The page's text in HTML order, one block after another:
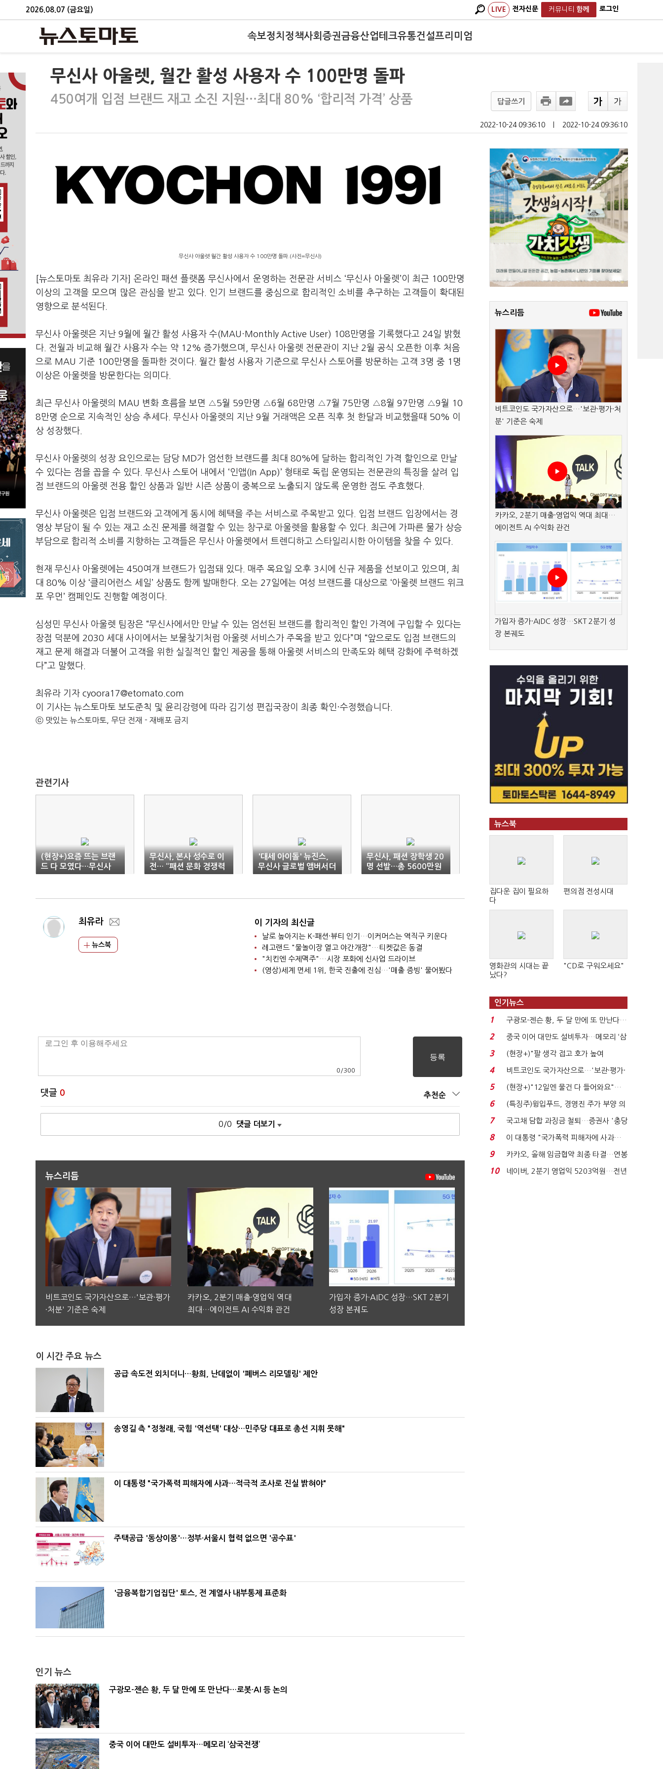
2026.08.07 (금요일) LIVE 전자신문 커뮤니티 함께 로그인
속보정치 정책사회 증권금융산업테크유통건설프리미엄
무신사 아울렛, 월간 활성 사용자 수 100만명 돌파
450여개 입점 브랜드 재고 소진 지원…최대 80% ‘합리적 가격’ 상품 답글쓰기
2022-10-24 09:36:10 2022-10-24 09:36:10
무신사 아울렛 월간 활성 사용자 수 100만명 돌파.(사진=무신사)
[뉴스토마토 최유라 기자] 온라인 패션 플랫폼 무신사에서 운영하는 전문관 서비스 ‘무신사 아울렛’이 최근 100만명
이상의 고객을 모으며 많은 관심을 받고 있다. 인기 브랜드를 중심으로 합리적인 소비를 추구하는 고객들이 확대된
영향으로 분석된다.
무신사 아울렛은 지난 9월에 월간 활성 사용자 수(MAU·Monthly Active User) 108만명을 기록했다고 24일 밝혔
다. 전월과 비교해 월간 사용자 수는 약 12% 증가했으며, 무신사 아울렛 전문관이 지난 2월 공식 오픈한 이후 처음
으로 MAU 기준 100만명을 돌파한 것이다. 월간 활성 사용자 기준으로 무신사 스토어를 방문하는 고객 3명 중 1명
이상은 아울렛을 방문한다는 의미다.
최근 무신사 아울렛의 MAU 변화 흐름을 보면 △5월 59만명 △6월 68만명 △7월 75만명 △8월 97만명 △9월 10
8만명 순으로 지속적인 상승 추세다. 무신사 아울렛의 지난 9월 거래액은 오픈 직후 첫 한달과 비교했을때 50% 이
상 성장했다.
무신사 아울렛의 성장 요인으로는 담당 MD가 엄선한 브랜드를 최대 80%에 달하는 합리적인 가격 할인으로 만날
수 있다는 점을 꼽을 수 있다. 무신사 스토어 내에서 ‘인앱(In App)’ 형태로 독립 운영되는 전문관의 특징을 살려 입
점 브랜드의 아울렛 전용 할인 상품과 일반 시즌 상품이 중복으로 노출되지 않도록 운영한 점도 주효했다.
무신사 아울렛은 입점 브랜드와 고객에게 동시에 혜택을 주는 서비스로 주목받고 있다. 입점 브랜드 입장에서는 경
영상 부담이 될 수 있는 재고 소진 문제를 해결할 수 있는 창구로 아울렛을 활용할 수 있다. 최근에 가파른 물가 상승
부담으로 합리적 소비를 지향하는 고객들은 무신사 아울렛에서 트렌디하고 스타일리시한 아이템을 찾을 수 있다.
현재 무신사 아울렛에는 450여개 브랜드가 입점돼 있다. 매주 목요일 오후 3시에 신규 제품을 선보이고 있으며, 최
대 80% 이상 ‘클리어런스 세일’ 상품도 함께 발매한다. 오는 27일에는 여성 브랜드를 대상으로 ‘아울렛 브랜드 위크
포 우먼’ 캠페인도 진행할 예정이다.
심성민 무신사 아울렛 팀장은 “무신사에서만 만날 수 있는 엄선된 브랜드를 합리적인 할인 가격에 구입할 수 있다는
장점 덕분에 2030 세대 사이에서는 보물찾기처럼 아울렛 서비스가 주목을 받고 있다”며 “앞으로도 입점 브랜드의
재고 문제 해결과 더불어 고객을 위한 실질적인 할인 제공을 통해 아울렛 서비스의 만족도와 혜택 강화에 주력하겠
다”고 말했다.
최유라 기자 cyoora17@etomato.com
이 기사는 뉴스토마토 보도준칙 및 윤리강령에 따라 김기성 편집국장이 최종 확인·수정했습니다.
ⓒ 맛있는 뉴스토마토, 무단 전재 - 재배포 금지
관련기사
(현장+)요즘 뜨는 브랜
드 다 모였다…무신사
'넥스트패션'
무신사, 본사 성수로 이
전… “패션 문화 경쟁력
강화”
'대세 아이돌' 뉴진스,
무신사 글로벌 앰버서더
발탁
무신사, 패션 장학생 20
명 선발…총 5600만원
지원
최유라
뉴스북
이 기자의 최신글
날로 높아지는 K-패션·뷰티 인기…이커머스는 역직구 키운다
레고랜드 "물놀이장 열고 야간개장"…티켓값은 동결
"치킨엔 수제맥주"…시장 포화에 신사업 드라이브
(영상)세계 면세 1위, 한국 진출에 진심…'매출 증빙' 물어봤다
0 /300
댓글 0 추천순
0/0 댓글 더보기
뉴스리듬
비트코인도 국가자산으로…'보관·평가
·처분' 기준은 숙제
카카오, 2분기 매출·영업익 역대
최대…에이전트 AI 수익화 관건
가입자 증가·AIDC 성장…SKT 2분기
성장 본궤도
이 시간 주요 뉴스
공급 속도전 외치더니…황희, 난데없이 '폐버스 리모델링' 제안
송영길 측 "정청래, 국힘 '역선택' 대상…민주당 대표로 총선 지휘 못해"
이 대통령 "국가폭력 피해자에 사과…적극적 조사로 진실 밝혀야"
주택공급 '동상이몽'…정부·서울시 협력 없으면 '공수표'
'금융복합기업집단' 토스, 전 계열사 내부통제 표준화
인기 뉴스
구광모-젠슨 황, 두 달 만에 또 만난다…로봇·AI 등 논의
중국 이어 대만도 설비투자…메모리 ‘삼국전쟁’
뉴스리듬
비트코인도 국가자산으로…'보관·평가·처
분' 기준은 숙제
카카오, 2분기 매출·영업익 역대 최대…
에이전트 AI 수익화 관건
가입자 증가·AIDC 성장…SKT 2분기 성
장 본궤도
뉴스북
집다운 집이 필요하
다
편의점 전성시대
영화관의 시대는 끝
났다?
"CD로 구워오세요"
인기뉴스
1
구광모-젠슨 황, 두 달 만에 또 만난다…
로봇·AI 등 논...
2
중국 이어 대만도 설비투자…메모리 ‘삼
국전쟁’
3
(현장+)"팔 생각 접고 호가 높여
요"…'덜 똘똘한 한 채' 20...
4
비트코인도 국가자산으로…'보관·평가·
처분' 기준은 ...
5
(현장+)"12일엔 물건 다 들어와요"…
빈 매대 채우며 문 연 ...
6
(특징주)윙입푸드, 경영진 주가 부양 의
지에 상한가...
7
국고채 담합 과징금 철퇴…증권사 '충당
금 폭탄' 우려...
8
이 대통령 "국가폭력 피해자에 사과…
적극적 조사로 진...
9
카카오, 올해 임금협약 최종 타결…연봉
6.3% 인상·격려...
10
네이버, 2분기 영업익 5203억원…전년